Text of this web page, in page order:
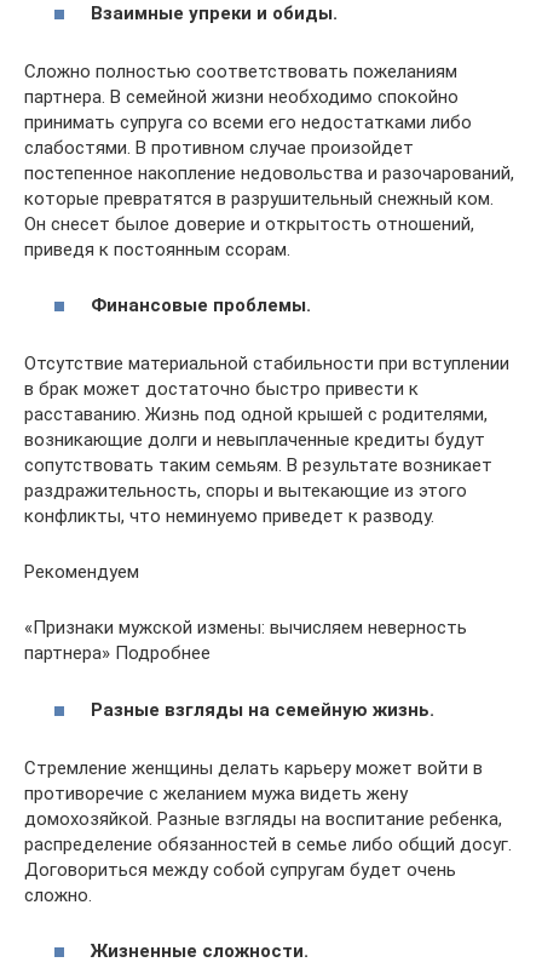
Взаимные упреки и обиды.
Сложно полностью соответствовать пожеланиям
партнера. В семейной жизни необходимо спокойно
принимать супруга со всеми его недостатками либо
слабостями. В противном случае произойдет
постепенное накопление недовольства и разочарований,
которые превратятся в разрушительный снежный ком.
Он снесет былое доверие и открытость отношений,
приведя к постоянным ссорам.
Финансовые проблемы.
Отсутствие материальной стабильности при вступлении
в брак может достаточно быстро привести к
расставанию. Жизнь под одной крышей с родителями,
возникающие долги и невыплаченные кредиты будут
сопутствовать таким семьям. В результате возникает
раздражительность, споры и вытекающие из этого
конфликты, что неминуемо приведет к разводу.
Рекомендуем
«Признаки мужской измены: вычисляем неверность
партнера» Подробнее
Разные взгляды на семейную жизнь.
Стремление женщины делать карьеру может войти в
противоречие с желанием мужа видеть жену
домохозяйкой. Разные взгляды на воспитание ребенка,
распределение обязанностей в семье либо общий досуг.
Договориться между собой супругам будет очень
сложно.
Жизненные сложности.